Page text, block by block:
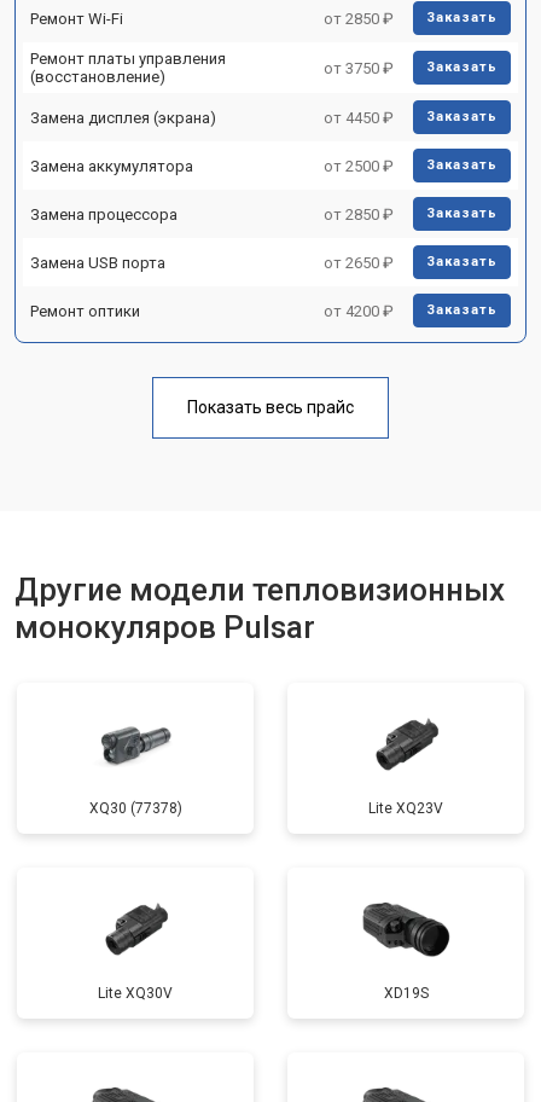
Ремонт Wi-Fi от 2850 ₽ Заказать
Ремонт платы управления
(восстановление)
от 3750 ₽ Заказать
Замена дисплея (экрана) от 4450 ₽ Заказать
Замена аккумулятора от 2500 ₽ Заказать
Замена процессора от 2850 ₽ Заказать
Замена USB порта от 2650 ₽ Заказать
Ремонт оптики от 4200 ₽ Заказать
Показать весь прайс
Другие модели тепловизионных
монокуляров Pulsar
XQ30 (77378) Lite XQ23V
Lite XQ30V XD19S